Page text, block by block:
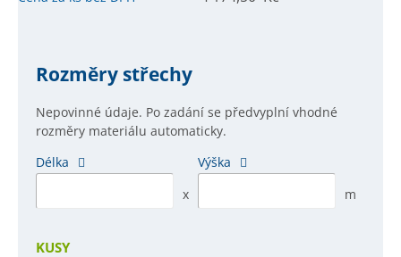
Rozměry střechy
Nepovinné údaje. Po zadání se předvyplní vhodné
rozměry materiálu automaticky.
Délka
x
Výška
m
KUSY